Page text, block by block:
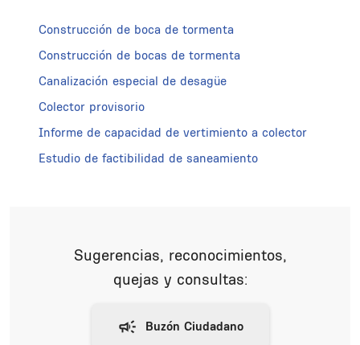
Construcción de boca de tormenta
Construcción de bocas de tormenta
Canalización especial de desagüe
Colector provisorio
Informe de capacidad de vertimiento a colector
Estudio de factibilidad de saneamiento
Sugerencias, reconocimientos,
quejas y consultas: